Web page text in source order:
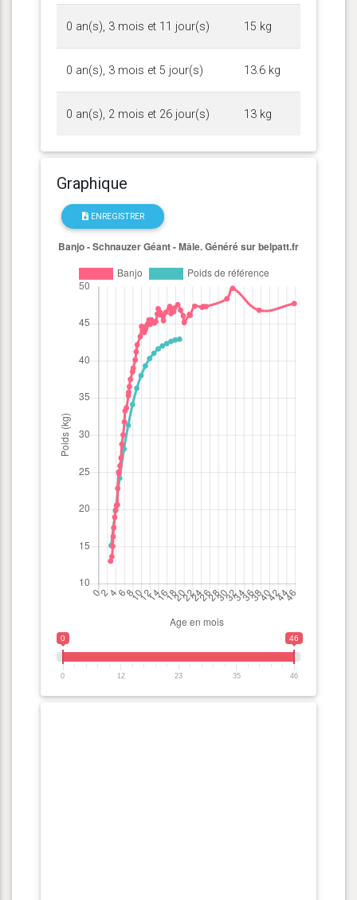
0 an(s), 3 mois et 11 jour(s) 15 kg
0 an(s), 3 mois et 5 jour(s) 13.6 kg
0 an(s), 2 mois et 26 jour(s) 13 kg
Graphique
ENREGISTRER
0 46
0 12 23 35 46